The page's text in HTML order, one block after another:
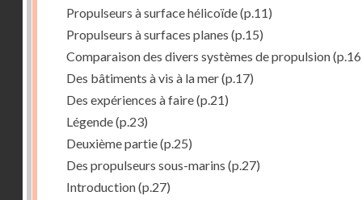
Propulseurs à surface hélicoïde(p.11)
Propulseurs à surfaces planes (p.15)
Comparaison des divers systèmes de propulsion
Des bâtiments à vis à la mer(p.17)
Des expériences à faire(p.21)
Légende(p.23)
Deuxième partie(p.25)
Des propulseurs sous-marins (p.27)
Introduction(p.27)